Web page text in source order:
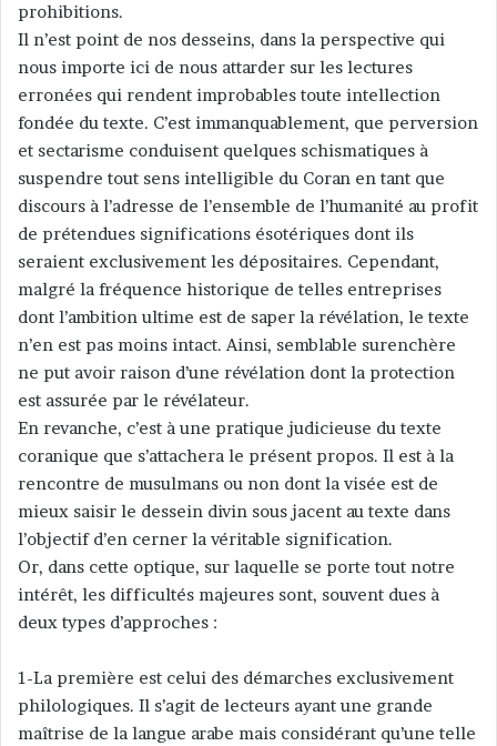
prohibitions.
Il n’est point de nos desseins, dans la perspective qui
nous importe ici de nous attarder sur les lectures
erronées qui rendent improbables toute intellection
fondée du texte. C’est immanquablement, que perversion
et sectarisme conduisent quelques schismatiques à
suspendre tout sens intelligible du Coran en tant que
discours à l’adresse de l’ensemble de l’humanité au profit
de prétendues significations ésotériques dont ils
seraient exclusivement les dépositaires. Cependant,
malgré la fréquence historique de telles entreprises
dont l’ambition ultime est de saper la révélation, le texte
n’en est pas moins intact. Ainsi, semblable surenchère
ne put avoir raison d’une révélation dont la protection
est assurée par le révélateur.
En revanche, c’est à une pratique judicieuse du texte
coranique que s’attachera le présent propos. Il est à la
rencontre de musulmans ou non dont la visée est de
mieux saisir le dessein divin sous jacent au texte dans
l’objectif d’en cerner la véritable signification.
Or, dans cette optique, sur laquelle se porte tout notre
intérêt, les difficultés majeures sont, souvent dues à
deux types d’approches :
1-La première est celui des démarches exclusivement
philologiques. Il s’agit de lecteurs ayant une grande
maîtrise de la langue arabe mais considérant qu’une telle